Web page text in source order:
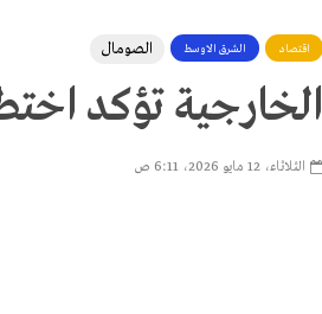
اقتصاد الشرق الاوسط الصومال
الخارجية تؤكد
الثلاثاء، 12 مايو 2026، 6:11 ص